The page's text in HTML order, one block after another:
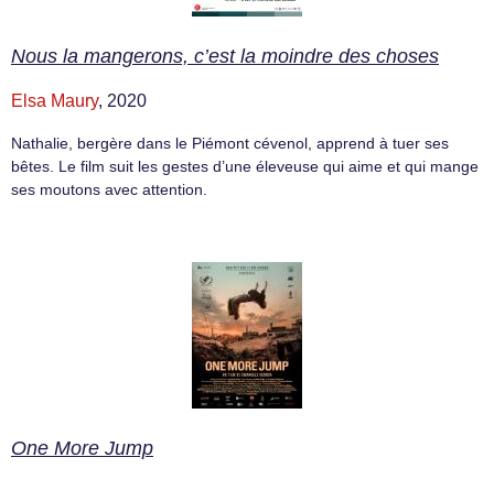
Nous la mangerons, c’est la moindre des choses
Elsa Maury, 2020
Nathalie, bergère dans le Piémont cévenol, apprend à tuer ses
bêtes. Le film suit les gestes d’une éleveuse qui aime et qui mange
ses moutons avec attention.
One More Jump